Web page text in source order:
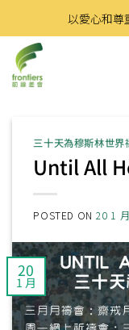
to
content
以愛心和尊
三十天為穆斯林世界
Until All
POSTED ON 20 1
20
1 月